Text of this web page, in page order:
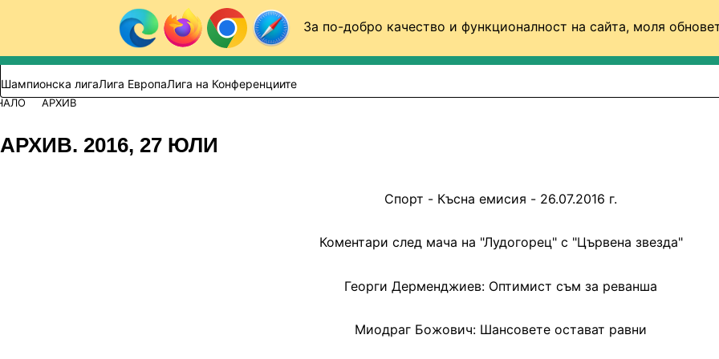
За по-добро качество и функционалност на сайта, моля
Към съдържанието
Търси в сайта
ВИДЕО ФУТБОЛ (БГ)
Шампионска лигаЛига ЕвропаЛига на Конференциите
АРХИВ
АРХИВ. 2016, 27 ЮЛИ
Спорт - Късна емисия - 26.07.2016 г.
Коментари след мача на "Лудогорец" с "Цървена звезда"
Георги Дерменджиев: Оптимист съм за реванша
Миодраг Божович: Шансовете остават равни